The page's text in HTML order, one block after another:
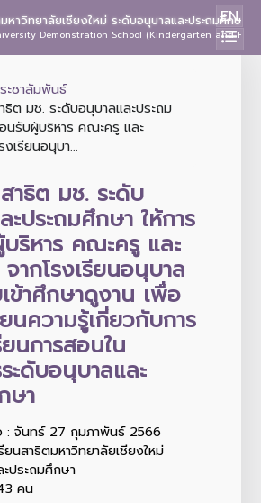
มหาวิทยาลัยเชียงใหม่ ระดับอนุบาลและประถมศึกษา
Demonstration School (Kindergarten and
EN
ะชาสัมพันธ์
ธิต มช. ระดับอนุบาลและประถม
นรับผู้บริหาร คณะครู และ
เรียนอนุบา...
าธิต มช. ระดับ
ะประถมศึกษา ให้การ
ริหาร คณะครู และ
ากโรงเรียนอนุบาล
เข้าศึกษาดูงาน เพื่อ
นความรู้เกี่ยวกับการ
นการสอนใน
ะดับอนุบาลและ
ษา
: จันทร์ 27 กุมภาพันธ์ 2566
ยนสาธิตมหาวิทยาลัยเชียงใหม่
ประถมศึกษา
คน